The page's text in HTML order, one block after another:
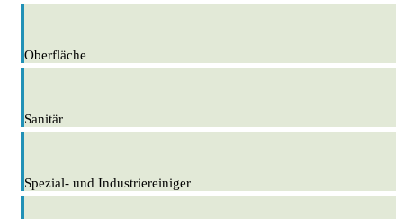
Oberfläche
Sanitär
Spezial- und Industriereiniger